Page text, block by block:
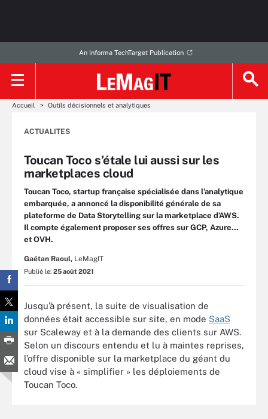
An Informa TechTarget Publication
Accueil Outils décisionnels et analytiques
ACTUALITES
Toucan Toco s’étale lui aussi sur les
marketplaces cloud
Toucan Toco, startup française spécialisée dans l’analytique
embarquée, a annoncé la disponibilité générale de sa
plateforme de Data Storytelling sur la marketplace d’AWS.
Il compte également proposer ses offres sur GCP, Azure…
et OVH.
Gaétan Raoul, LeMagIT
Publié le: 25 août 2021
Jusqu’à présent, la suite de visualisation de
données était accessible sur site, en mode SaaS
sur Scaleway et à la demande des clients sur AWS.
Selon un discours entendu et lu à maintes reprises,
l’offre disponible sur la marketplace du géant du
cloud vise à « simplifier » les déploiements de
Toucan Toco.